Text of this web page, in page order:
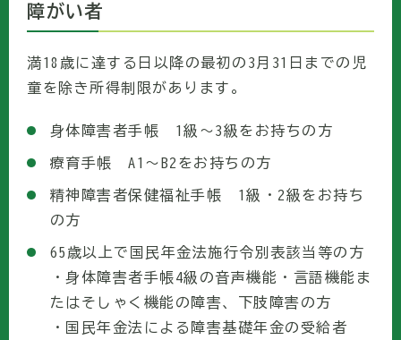
障がい者
満18歳に達する日以降の最初の3月31日までの児
童を除き所得制限があります。
身体障害者手帳 1級～3級をお持ちの方
療育手帳 A1～B2をお持ちの方
精神障害者保健福祉手帳 1級・2級をお持ち
の方
65歳以上で国民年金法施行令別表該当等の方
・身体障害者手帳4級の音声機能・言語機能ま
たはそしゃく機能の障害、下肢障害の方
・国民年金法による障害基礎年金の受給者